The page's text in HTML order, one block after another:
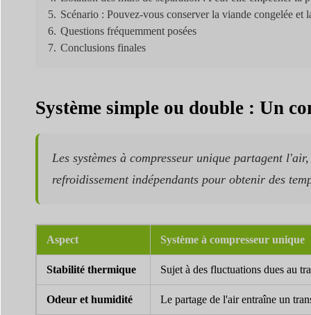
5. Scénario : Pouvez-vous conserver la viande congelée et
6. Questions fréquemment posées
7. Conclusions finales
Système simple ou double : Un
Les systèmes à compresseur unique partagent
refroidissement indépendants pour obtenir des
Aspect Système à compresseur unique
Stabilité thermique Sujet à des fluctuations dues au
Odeur et humidité Le partage de l'air entraîne un